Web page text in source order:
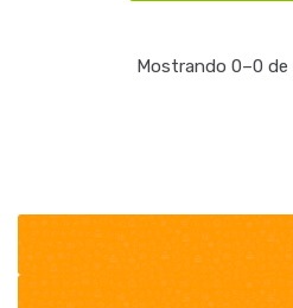
Mostrando 0–0